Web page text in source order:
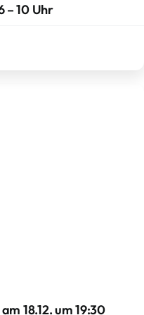
– 10 Uhr
18.12. um 19:30